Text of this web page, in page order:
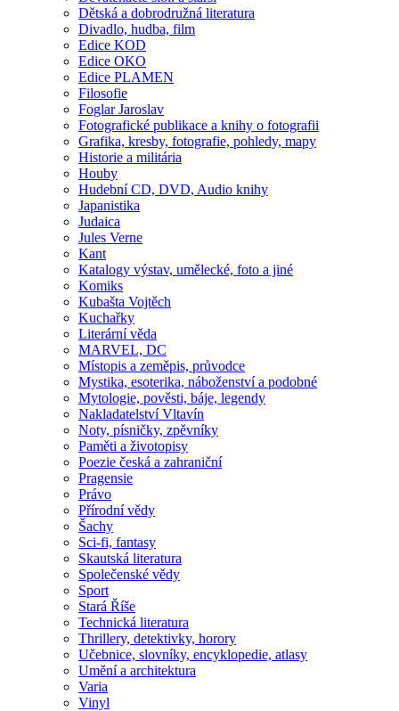
Dětská a dobrodružná literatura
Divadlo, hudba, film
Edice KOD
Edice OKO
Edice PLAMEN
Filosofie
Foglar Jaroslav
Fotografické publikace a knihy o fotografii
Grafika, kresby, fotografie, pohledy, mapy
Historie a militária
Houby
Hudební CD, DVD, Audio knihy
Japanistika
Judaica
Jules Verne
Kant
Katalogy výstav, umělecké, foto a jiné
Komiks
Kubašta Vojtěch
Kuchařky
Literární věda
MARVEL, DC
Místopis a zeměpis, průvodce
Mystika, esoterika, náboženství a podobné
Mytologie, pověsti, báje, legendy
Nakladatelství Vltavín
Noty, písničky, zpěvníky
Paměti a životopisy
Poezie česká a zahraniční
Pragensie
Právo
Přírodní vědy
Šachy
Sci-fi, fantasy
Skautská literatura
Společenské vědy
Sport
Stará Říše
Technická literatura
Thrillery, detektivky, horory
Učebnice, slovníky, encyklopedie, atlasy
Umění a architektura
Varia
Vinyl